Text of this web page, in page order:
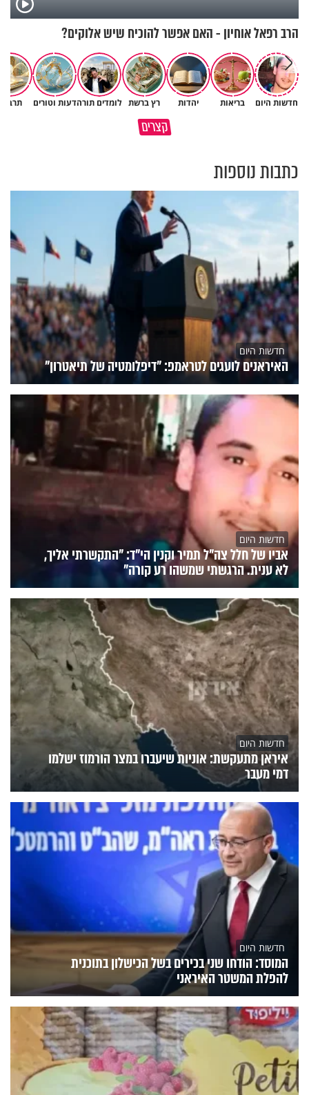
הרב רפאל אוחיון - האם אפשר להוכיח שיש אלוקים?
חדשות היום בריאות יהדות רץ ברשת לומדים תורהדעות וטורים
קצרים
תשתמש באהבה של השם לטובתך
פותחים פתח קטן - ומקבלים
כתבות נוספות
חדשות היום
האיראנים לועגים לטראמפ: "דיפלומטיה של תיאטרון"
חדשות היום
אביו של חלל צה"ל תמיר וקנין הי"ד: "התקשרתי אליך,
לא ענית. הרגשתי שמשהו רע קורה"
חדשות היום
איראן מתעקשת: אוניות שיעברו במצר הורמוז ישלמו
דמי מעבר
חדשות היום
המוסד: הודחו שני בכירים בשל הכישלון בתוכנית
להפלת המשטר האיראני